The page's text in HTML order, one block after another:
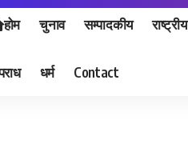
होम चुनाव सम्पादकीय राष्ट्रीय
धर्म Contact